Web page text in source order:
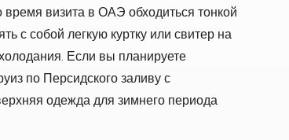
визита в ОАЭ обходиться тонкой
с собой легкую куртку или свитер на
Если вы планируете
по Персидского заливу с
одежда для зимнего периода